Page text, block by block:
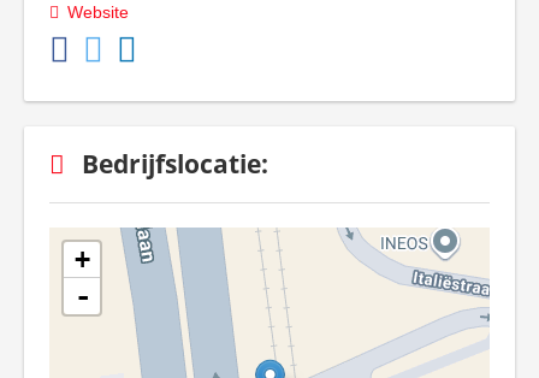
Website
Bedrijfslocatie:
+
-